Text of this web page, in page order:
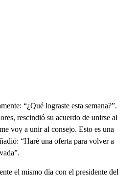
“¿Qué lograste esta semana?”.
rescindió su acuerdo de unirse al
voy a unir al consejo. Esto es una
“Haré una oferta para volver a
el mismo día con el presidente del